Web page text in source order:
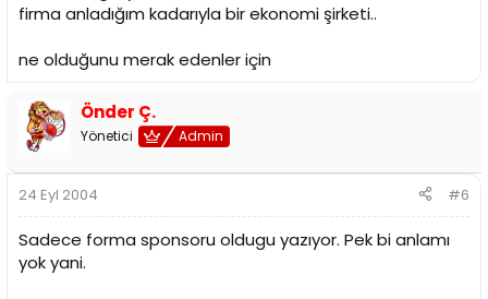
firma anladığım kadarıyla bir ekonomi şirketi..
ne olduğunu merak edenler için
Önder Ç.
Yönetici Admin
24 Eyl 2004 #6
Sadece forma sponsoru oldugu yazıyor. Pek bi anlamı
yok yani.